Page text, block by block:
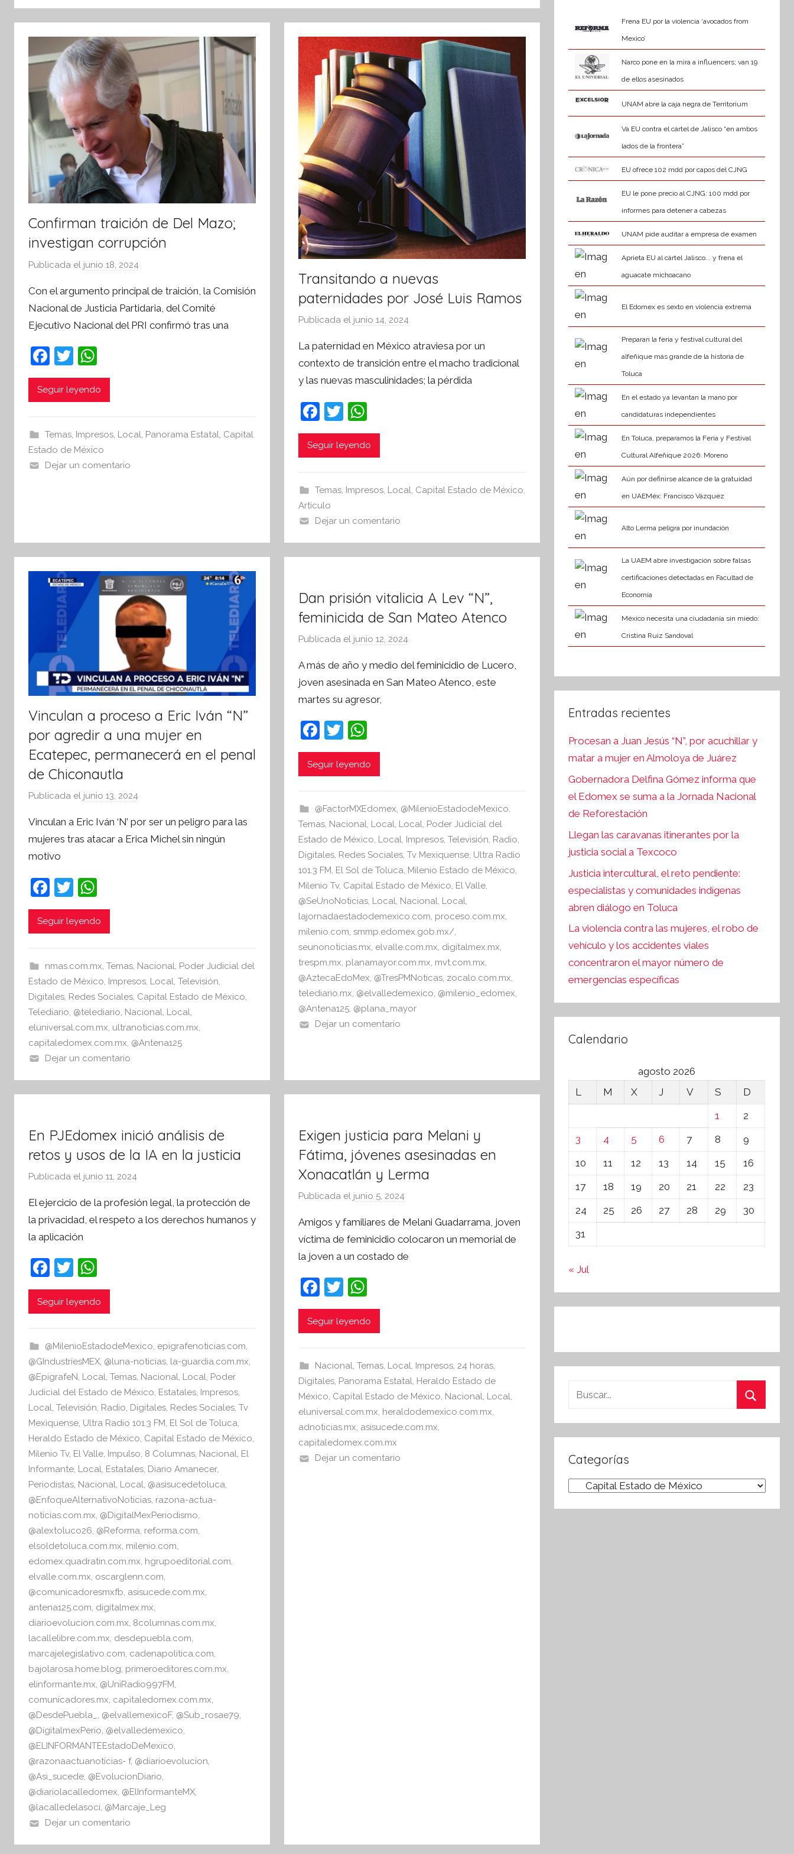
Confirman traición de Del Mazo;
investigan corrupción
Publicada el junio 18, 2024
r
S
í
I
t
i
v
a
Con el argumento principal de traición, la Comisión
Nacional de Justicia Partidaria, del Comité
Ejecutivo Nacional del PRI confirmó tras una
F
a
c
b
o
o
T
w
itt
h
at
A
p
p
Seguir leyendo
Temas, Impresos, Local, Panorama Estatal, Capital
Estado de México
Dejar un comentario
Transitando a nuevas
paternidades por José Luis Ramos
Publicada el junio 14, 2024
r
S
í
I
t
La paternidad en México atraviesa por un
contexto de transición entre el macho tradicional
y las nuevas masculinidades; la pérdida
F
a
c
b
o
o
k
T
w
itt
h
at
A
p
Seguir leyendo
Temas, Impresos, Local Capital Estado de México
Artículo
Dejar un comentario
Vinculan a proceso a Eric Iván “N”
por agredir a una mujer en
Ecatepec, permanecerá en el penal
de Chiconautla
Publicada el junio 13, 2024
r
S
I
n
f
o
r
m
Vinculan a Eric Iván ‘N’ por ser un peligro para las
mujeres tras atacar a Erica Michel sin ningún
motivo
F
a
c
b
o
o
k
T
w
itt
h
at
A
p
p
Seguir leyendo
nmas.com.mx, Temas, Nacional, Poder Judicial del
Estado de México, Impresos, Local, Televisión,
Digitales, Redes Sociales, Capital Estado de México,
Telediario, @telediario, Nacional, Local,
eluniversal.com.mx, ultranoticias.com.mx,
capitaledomex.com.mx, @Antena125
Dejar un comentario
Dan prisión vitalicia A Lev “N”,
feminicida de San Mateo Atenco
Publicada el junio 12, 2024
r
S
I
n
f
o
r
m
a
t
i
v
a
A más de año y medio del feminicidio de Lucero,
joven asesinada en San Mateo Atenco, este
martes su agresor,
F
a
c
b
o
o
k
T
w
itt
h
at
A
p
p
Seguir leyendo
@FactorMXEdomex, @MilenioEstadodeMexico,
Temas, Nacional, Local, Local, Poder Judicial del
Estado de México, Local, Impresos,Televisión, Radio,
Digitales, Redes Sociales,Tv Mexiquense, Ultra Radio
101.3 FM, El Sol de Toluca, Milenio Estado de México,
Milenio Tv, Capital Estado de México, El Valle,
@SeUnoNoticias, Local, Nacional, Local,
lajornadaestadodemexico.com, proceso.com.mx,
milenio.com,smmp.edomex.gob.mx/,
seunonoticias.mx, elvalle.com.mx, digitalmex.mx,
trespm.mx, planamayor.com.mx, mvt.com.mx,
@AztecaEdoMex, @TresPMNoticas, zocalo.com.mx,
telediario.mx, @elvalledemexico, @milenio_edomex,
@Antena125, @plana_mayor
Dejar un comentario
En PJEdomex inició análisis de
retos y usos de la IA en la justicia
Publicada el junio 11, 2024
r
S
I
n
o
r
m
a
t
i
v
a
El ejercicio de la profesión legal, la protección de
la privacidad, el respeto a los derechos humanos y
la aplicación
F
a
c
b
o
o
k
T
w
itt
h
at
A
p
p
Seguir leyendo
@MilenioEstadodeMexico, epigrafenoticias.com,
@GIndustriesMEX, @luna-noticias, la-guardia.com.mx,
@EpigrafeN, Local, Temas, Nacional, Local, Poder
Judicial del Estado de México, Estatales, Impresos,
Local, Televisión, Radio, Digitales, Redes Sociales, Tv
Mexiquense, Ultra Radio 101.3 FM, El Sol de Toluca,
Heraldo Estado de México, Capital Estado de México,
Milenio Tv, El Valle, Impulso, 8 Columnas, Nacional, El
Informante, Local, Estatales, Diario Amanecer,
Periodistas, Nacional, Local, @asisucedetoluca,
@EnfoqueAlternativoNoticias, razona-actua-
noticias.com.mx, @DigitalMexPeriodismo,
@alextoluco26, @Reforma, reforma.com,
elsoldetoluca.com.mx, milenio.com,
edomex.quadratin.com.mx, hgrupoeditorial.com,
elvalle.com.mx, oscarglenn.com,
@comunicadoresmxfb, asisucede.com.mx,
antena125.com, digitalmex.mx,
diarioevolucion.com.mx, 8columnas.com.mx,
lacallelibre.com.mx, desdepuebla.com,
marcajelegislativo.com, cadenapolitica.com,
bajolarosa.home.blog, primeroeditores.com.mx,
elinformante.mx, @UniRadio997FM,
comunicadores.mx, capitaledomex.com.mx,
@DesdePuebla_ , @elvallemexicoF, @Sub_rosae79,
@DigitalmexPerio, @elvalledemexico,
@ELINFORMANTEEstadoDeMexico,
@razonaactuanoticias- f, @diarioevolucion,
@Asi_sucede, @EvolucionDiario,
@diariolacalledomex, @ElInformanteMX,
@lacalledelasoci, @Marcaje_Leg
Dejar un comentario
Exigen justicia para Melani y
Fátima, jóvenes asesinadas en
Xonacatlán y Lerma
Publicada el junio 5, 2024
r
S
í
I
n
f
o
r
Amigos y familiares de Melani Guadarrama, joven
víctima de feminicidio colocaron un memorial de
la joven a un costado de
F
a
c
b
o
o
k
T
w
itt
h
at
A
p
p
Seguir leyendo
Nacional, Temas, Local, Impresos, 24 horas,
Digitales, Panorama Estatal, Heraldo Estado de
México, Capital Estado de México, Nacional, Local,
eluniversal.com.mx, heraldodemexico.com.mx,
adnoticias.mx, asisucede.com.mx,
capitaledomex.com.mx
Dejar un comentario
Frena EU por la violencia ‘avocados from
Mexico’
Narco pone en la mira a influencers; van 19
de ellos asesinados
UNAM abre la caja negra de Territorium
Va EU contra el cártel de Jalisco “en ambos
lados de la frontera”
EU ofrece 102 mdd por capos del CJNG
EU le pone precio al CJNG: 100 mdd por
informes para detener a cabezas
UNAM pide auditar a empresa de examen
Aprieta EU al cártel Jalisco... y frena el
aguacate michoacano
El Edomex es sexto en violencia extrema
Preparan la feria y festival cultural del
alfeñique más grande de la historia de
Toluca
En el estado ya levantan la mano por
candidaturas independientes
En Toluca, preparamos la Feria y Festival
Cultural Alfeñique 2026: Moreno
Aún por definirse alcance de la gratuidad
en UAEMéx: Francisco Vázquez
Alto Lerma peligra por inundación
La UAEM abre investigación sobre falsas
certificaciones detectadas en Facultad de
Economía
México necesita una ciudadanía sin miedo:
Cristina Ruiz Sandoval
Entradas recientes
Procesan a Juan Jesús “N”, por acuchillar y
matar a mujer en Almoloya de Juárez
Gobernadora Delfina Gómez informa que
el Edomex se suma a la Jornada Nacional
de Reforestación
Llegan las caravanas itinerantes por la
justicia social a Texcoco
Justicia intercultural, el reto pendiente:
especialistas y comunidades indígenas
abren diálogo en Toluca
La violencia contra las mujeres, el robo de
vehículo y los accidentes viales
concentraron el mayor número de
emergencias específicas
Calendario
agosto 2026
L
M X J V S
D
1
2
3
4 5 6 7 8
9
10
11 12 13 14 15
16
17
18 19 20 21 22
23
24
25 26 27 28 29
30
31
« Jul
Buscar:
Categorías
Categorías